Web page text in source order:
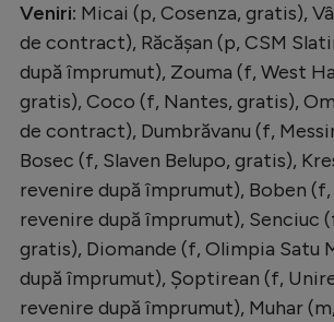
Veniri: Micai (p, Cosenza, gratis),
de contract), Răcășan (p, CSM
după împrumut), Zouma (f, West
gratis), Coco (f, Nantes, gratis),
de contract), Dumbrăvanu (f,
Bosec (f, Slaven Belupo, gratis),
revenire după împrumut), Boben (f,
revenire după împrumut), Senciuc
gratis), Diomande (f, Olimpia Satu
după împrumut), Șoptirean (f,
revenire după împrumut), Muhar